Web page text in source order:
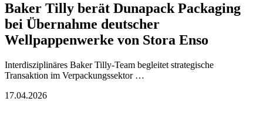
Baker Tilly berät Dunapack Packaging
bei Übernahme deutscher
Wellpappenwerke von Stora Enso
Interdisziplinäres Baker Tilly-Team begleitet strategische
Transaktion im Verpackungssektor …
17.04.2026